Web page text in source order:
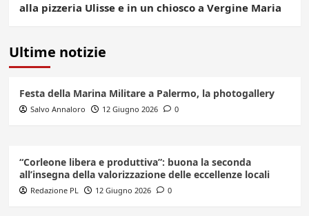
alla pizzeria Ulisse e in un chiosco a Vergine Maria
Ultime notizie
Festa della Marina Militare a Palermo, la photogallery
Salvo Annaloro 12 Giugno 2026 0
“Corleone libera e produttiva”: buona la seconda
all’insegna della valorizzazione delle eccellenze locali
Redazione PL 12 Giugno 2026 0